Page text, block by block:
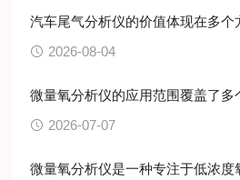
汽车尾气分析仪的价值体现在多个
2026-08-04
微量氧分析仪的应用范围覆盖了多
2026-07-07
微量氧分析仪是一种专注于低浓度